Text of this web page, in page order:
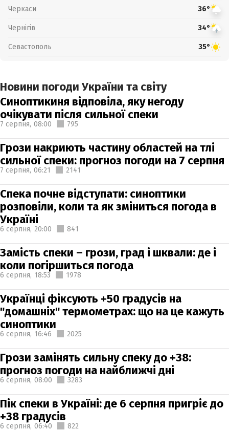
Черкаси 36°
Чернігів 34°
Севастополь 35°
Новини погоди України та світу
Синоптикиня відповіла, яку негоду
очікувати після сильної спеки
7 серпня, 08:00 795
Грози накриють частину областей на тлі
сильної спеки: прогноз погоди на 7 серпня
7 серпня, 06:21 2141
Спека почне відступати: синоптики
розповіли, коли та як зміниться погода в
Україні
6 серпня, 20:00 841
Замість спеки – грози, град і шквали: де і
коли погіршиться погода
6 серпня, 18:53 1978
Українці фіксують +50 градусів на
"домашніх" термометрах: що на це кажуть
синоптики
6 серпня, 16:46 2025
Грози замінять сильну спеку до +38:
прогноз погоди на найближчі дні
6 серпня, 08:00 3283
Пік спеки в Україні: де 6 серпня пригріє до
+38 градусів
6 серпня, 06:40 822